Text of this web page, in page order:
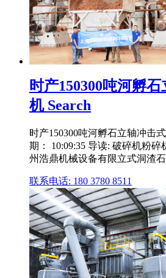
时产150300吨河孵
机 Search
时产150300吨河孵石立轴冲击
期： 10:09:35 导读: 破碎机粉
州浩鼎机械设备有限立式洞渣
联系电话: 180 3780 8511